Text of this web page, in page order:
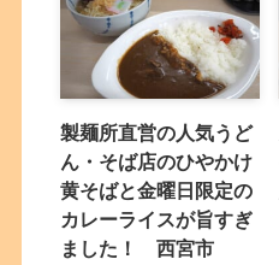
製麺所直営の人気うど
ん・そば店のひやかけ
黄そばと金曜日限定の
カレーライスが旨すぎ
ました！ 西宮市